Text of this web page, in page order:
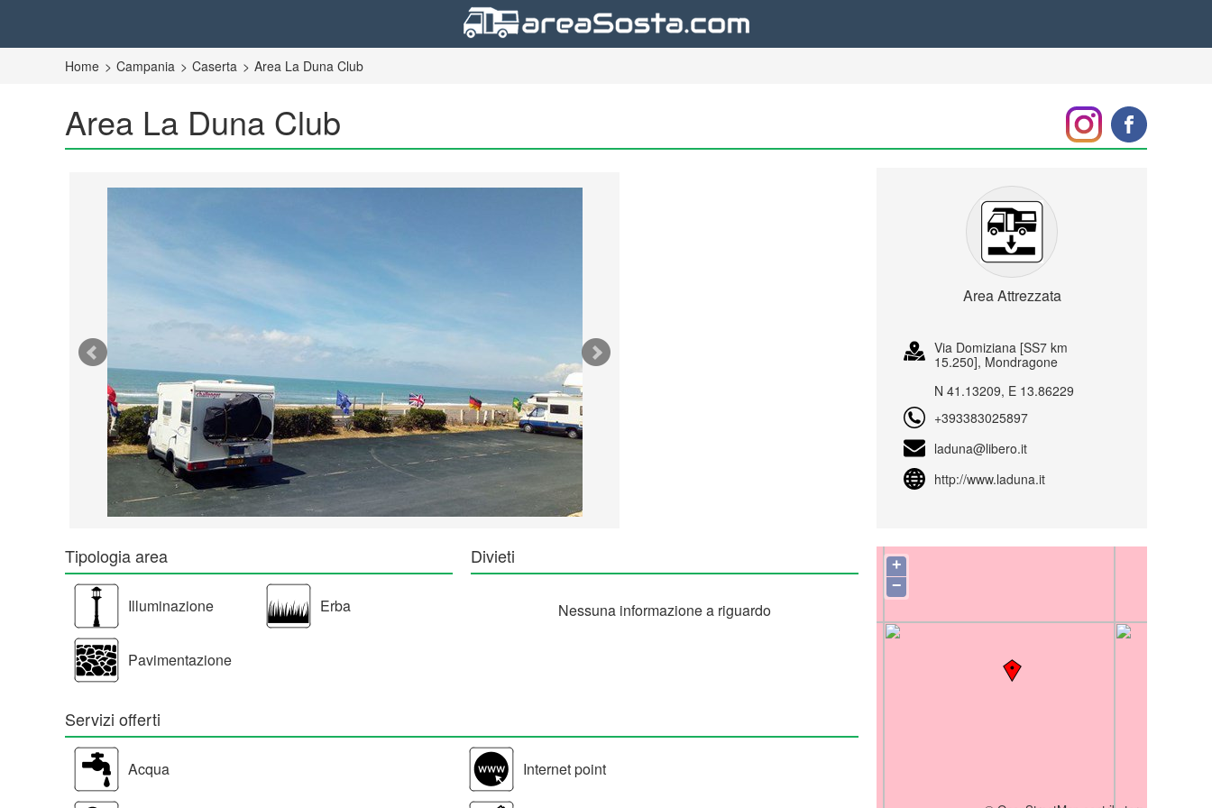
Home Campania Caserta Area La Duna Club
Area La Duna Club
Area Attrezzata
Via Domiziana [SS7 km
15.250], Mondragone
N 41.13209, E 13.86229
+393383025897
laduna@libero.it
http://www.laduna.it
Tipologia area
Illuminazione
Pavimentazione
Erba
Divieti
Nessuna informazione a riguardo
Servizi offerti
Acqua Internet point
+
−